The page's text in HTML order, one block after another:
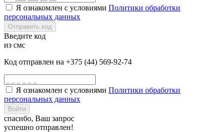
Я ознакомлен с условиями Политики обработки
персональных данных
Отправить код
Введите код
из смс
Код отправлен на +375 (44) 569-92-74
Я ознакомлен с условиями Политики обработки
персональных данных
Войти
спасибо, Ваш запрос
успешно отправлен!